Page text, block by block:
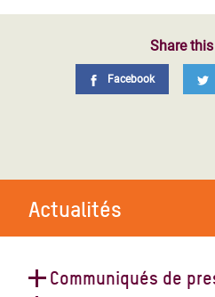
Share
Facebook
Actualités
Communiqués de